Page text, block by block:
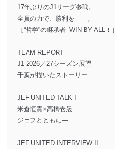
17年ぶりのJ1リーグ参戦。
全員の力で、勝利を――。
［“哲学”の継承者_WIN BY ALL！］
TEAM REPORT
J1 2026／27シーズン展望
千葉が描いたストーリー
JEF UNITED TALK I
米倉恒貴×高橋壱晟
ジェフとともに―
JEF UNITED INTERVIEW II